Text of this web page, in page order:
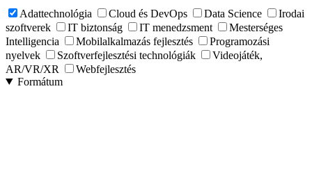
Adattechnológia Cloud és DevOps Data Science
Irodai
szoftverek
IT biztonság IT menedzsment
Mesterséges
Intelligencia
Mobilalkalmazás fejlesztés
Programozási
nyelvek
Szoftverfejlesztési technológiák
Videojáték,
AR/VR/XR
Webfejlesztés
Formátum